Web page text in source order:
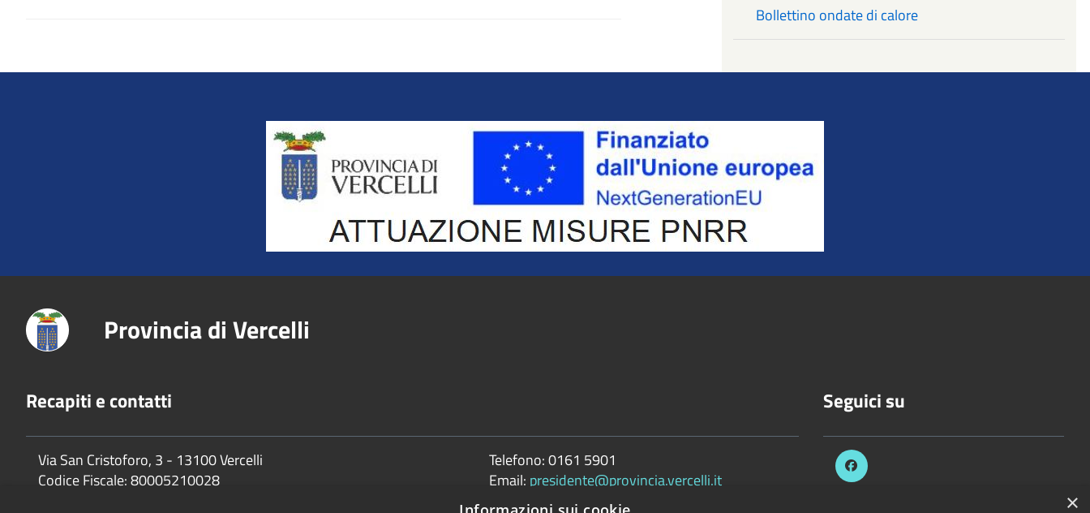
Bollettino ondate di calore
Title
Provincia di Vercelli
Recapiti e contatti
Via San Cristoforo, 3 - 13100 Vercelli
Codice Fiscale:80005210028
Telefono:0161 5901
Email: presidente@provincia.vercelli.it
Seguici su
×